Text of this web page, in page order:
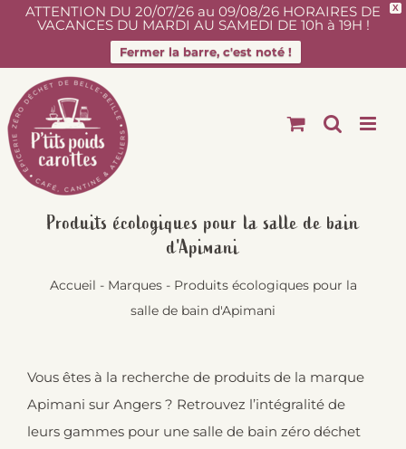
X
ATTENTION DU 20/07/26 au 09/08/26 HORAIRES DE
VACANCES DU MARDI AU SAMEDI DE 10h à 19H !
Fermer la barre, c'est noté !
Passer
au
contenu
Produits écologiques pour la salle de bain
d'Apimani
Accueil - Marques- Produits écologiques pour la
salle de bain d'Apimani
Vous êtes à la recherche de produits de la marque
Apimani sur Angers ? Retrouvez l’intégralité de
leurs gammes pour une salle de bain zéro déchet